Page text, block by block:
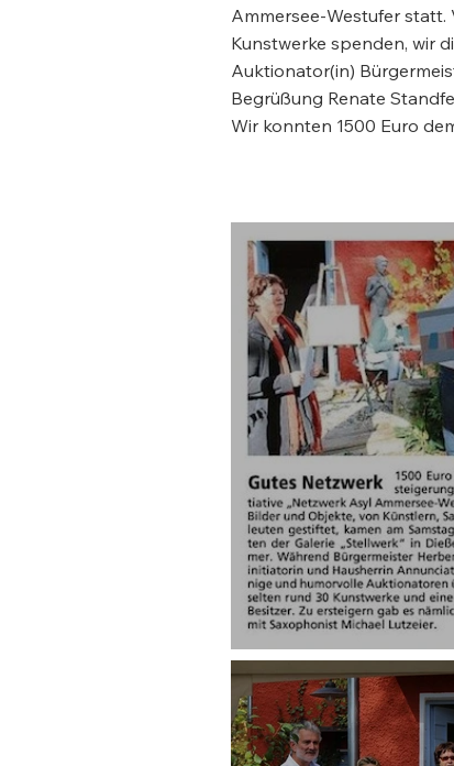
Ammersee-Westufer statt.
Kunstwerke spenden, wir
Auktionator(in)
Begrüßung Renate
Wir konnten 1500 Euro